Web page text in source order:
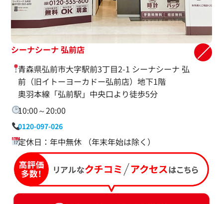
シーナシーナ 弘前店
青森県弘前市大字駅前3丁目2-1 シーナシーナ 弘
前（旧イトーヨーカドー弘前店）地下1階
奧羽本線「弘前駅」中央口より徒歩5分
10:00～20:00
0120-097-026
定休日：年中無休 （年末年始は除く）